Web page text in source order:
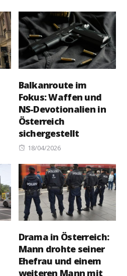
Balkanroute im
Fokus: Waffen und
NS-Devotionalien in
Österreich
sichergestellt
Posted
18/04/2026
Drama in Österreich:
Mann drohte seiner
Ehefrau und einem
weiteren Mann mit